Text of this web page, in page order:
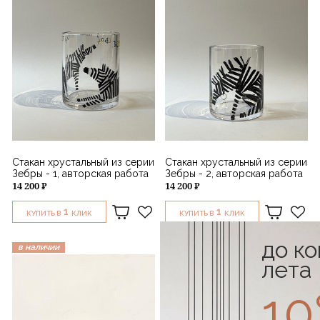
Стакан хрустальный из серии
Зебры - 1, авторская работа
14 200 ₽
КУПИТЬ В 1 КЛИК
Стакан хрустальный из серии
Зебры - 2, авторская работа
14 200 ₽
КУПИТЬ В 1 КЛИК
в наличии до
лета